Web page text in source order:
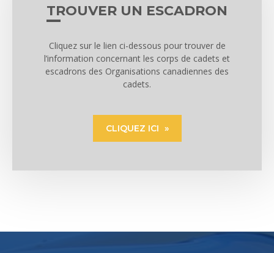
TROUVER UN ESCADRON
Cliquez sur le lien ci-dessous pour trouver de
l’information concernant les corps de cadets et
escadrons des Organisations canadiennes des
cadets.
CLIQUEZ ICI